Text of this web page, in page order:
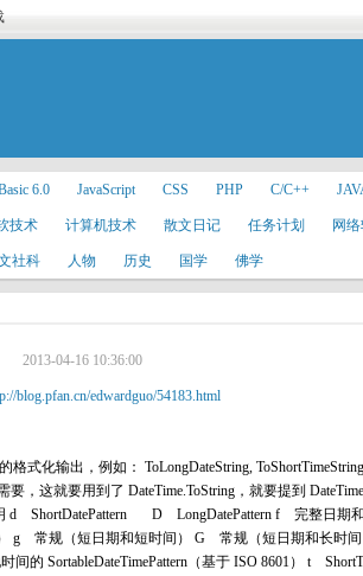
6.0 JavaScript CSS PHP C/C++
技术 计算机技术 散文日记 任务计划 网
社科 人物 历史 国学 佛学
2013-04-16 10:36:00
blog.pfan.cn/edwardguo/54183.html
式化输出，例如： ToLongDateString,
，这就要用到了 DateTime.ToString，就要提到
d ShortDatePattern D LongDatePattern f 完整日期
g 常规（短日期和短时间） G 常规（短日期和长时
的 SortableDateTimePattern（基于 ISO 8601） t